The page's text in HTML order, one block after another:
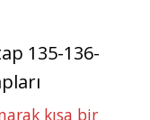
135-136-
kısa bir